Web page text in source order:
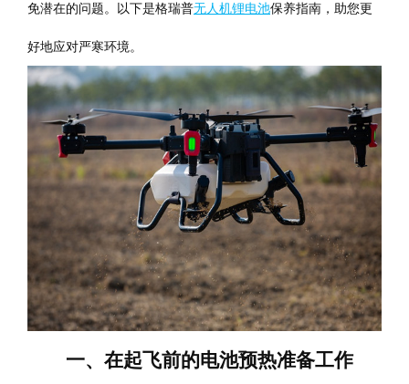
免潜在的问题。以下是格瑞普无人机锂电池保养指南，助您更
好地应对严寒环境。
一、在起飞前的电池预热准备工作